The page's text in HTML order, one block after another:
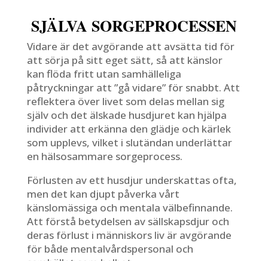
SJÄLVA SORGEPROCESSEN
Vidare är det avgörande att avsätta tid för
att sörja på sitt eget sätt, så att känslor
kan flöda fritt utan samhälleliga
påtryckningar att ”gå vidare” för snabbt. Att
reflektera över livet som delas mellan sig
själv och det älskade husdjuret kan hjälpa
individer att erkänna den glädje och kärlek
som upplevs, vilket i slutändan underlättar
en hälsosammare sorgeprocess.
Förlusten av ett husdjur underskattas ofta,
men det kan djupt påverka vårt
känslomässiga och mentala välbefinnande.
Att förstå betydelsen av sällskapsdjur och
deras förlust i människors liv är avgörande
för både mentalvårdspersonal och